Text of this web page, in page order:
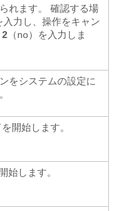
れます。 確認する場
入力し、操作をキャン
2 （no）を入力しま
をシステムの設定に
開始します。
始します。